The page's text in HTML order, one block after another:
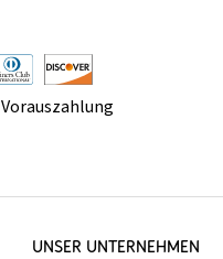
Vorauszahlung
UNSER UNTERNEHMEN